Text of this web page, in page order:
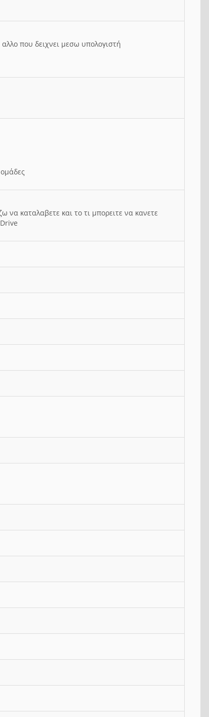
που δειχνει μεσω υπολογιστή
να καταλαβετε και το τι μπορειτε να κανετε